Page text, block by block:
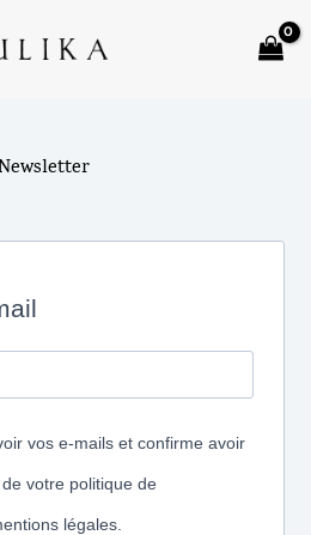
vos e-mails et confirme avoir
votre politique de
légales.